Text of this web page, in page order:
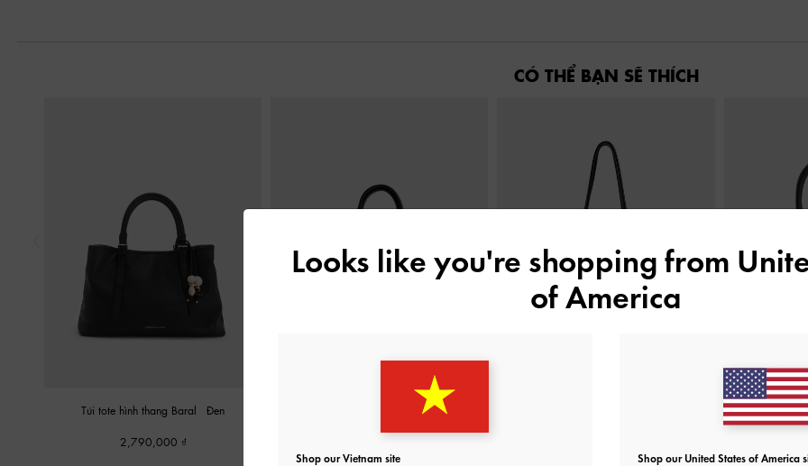
CÓ THỂ BẠN SẼ THÍCH
Túi tote hình thang Baral -Đen
2,790,000
Túi tote tua rua Mini Zephyr-Đen
Túi xách
Looks like you're shopping from
of America
Shop our Vietnam site Shop our United States of America